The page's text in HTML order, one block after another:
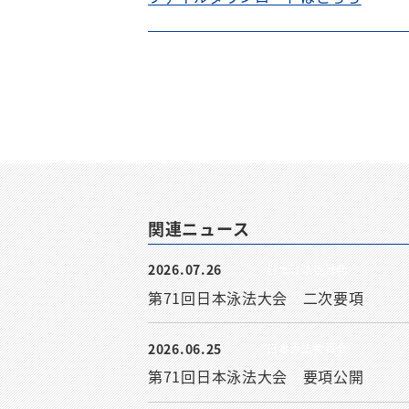
関連ニュース
2026.07.26 日本泳法委員会
第71回日本泳法大会 二次要項
2026.06.25 日本泳法委員会
第71回日本泳法大会 要項公開